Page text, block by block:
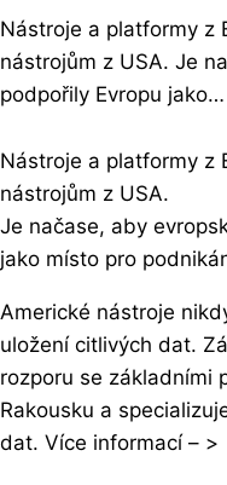
Nástroje a platformy z
nástrojům z USA. Je
podpořily Evropu
Nástroje a platformy z
nástrojům z USA.
Je načase, aby
jako místo pro
Americké nástroje
uložení citlivých dat.
rozporu se základními
Rakousku a
dat. Více informací – >